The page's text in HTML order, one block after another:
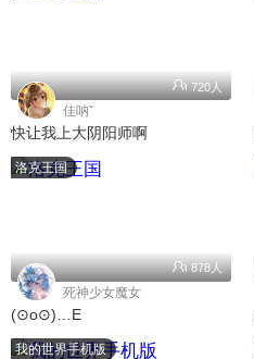
720人
佳呐ˇ
快让我上大阴阳师啊
洛克王国
878人
死神少女魔女
(⊙o⊙)…E
我的世界手机版